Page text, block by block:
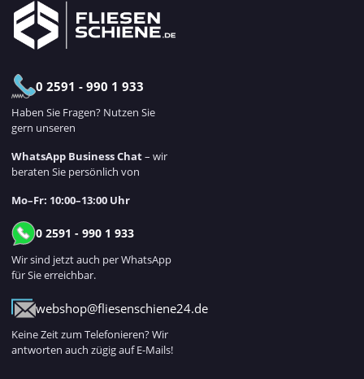
0 2591 - 990 1 933
Haben Sie Fragen? Nutzen Sie
gern unseren
WhatsApp Business Chat– wir
beraten Sie persönlich von
Mo–Fr: 10:00–13:00 Uhr
0 2591 - 990 1 933
Wir sind jetzt auch per WhatsApp
für Sie erreichbar.
webshop@fliesenschiene24.de
Keine Zeit zum Telefonieren? Wir
antworten auch zügig auf E-Mails!